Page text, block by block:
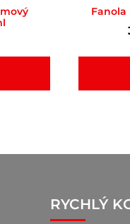
Fanola
RYCHLÝ